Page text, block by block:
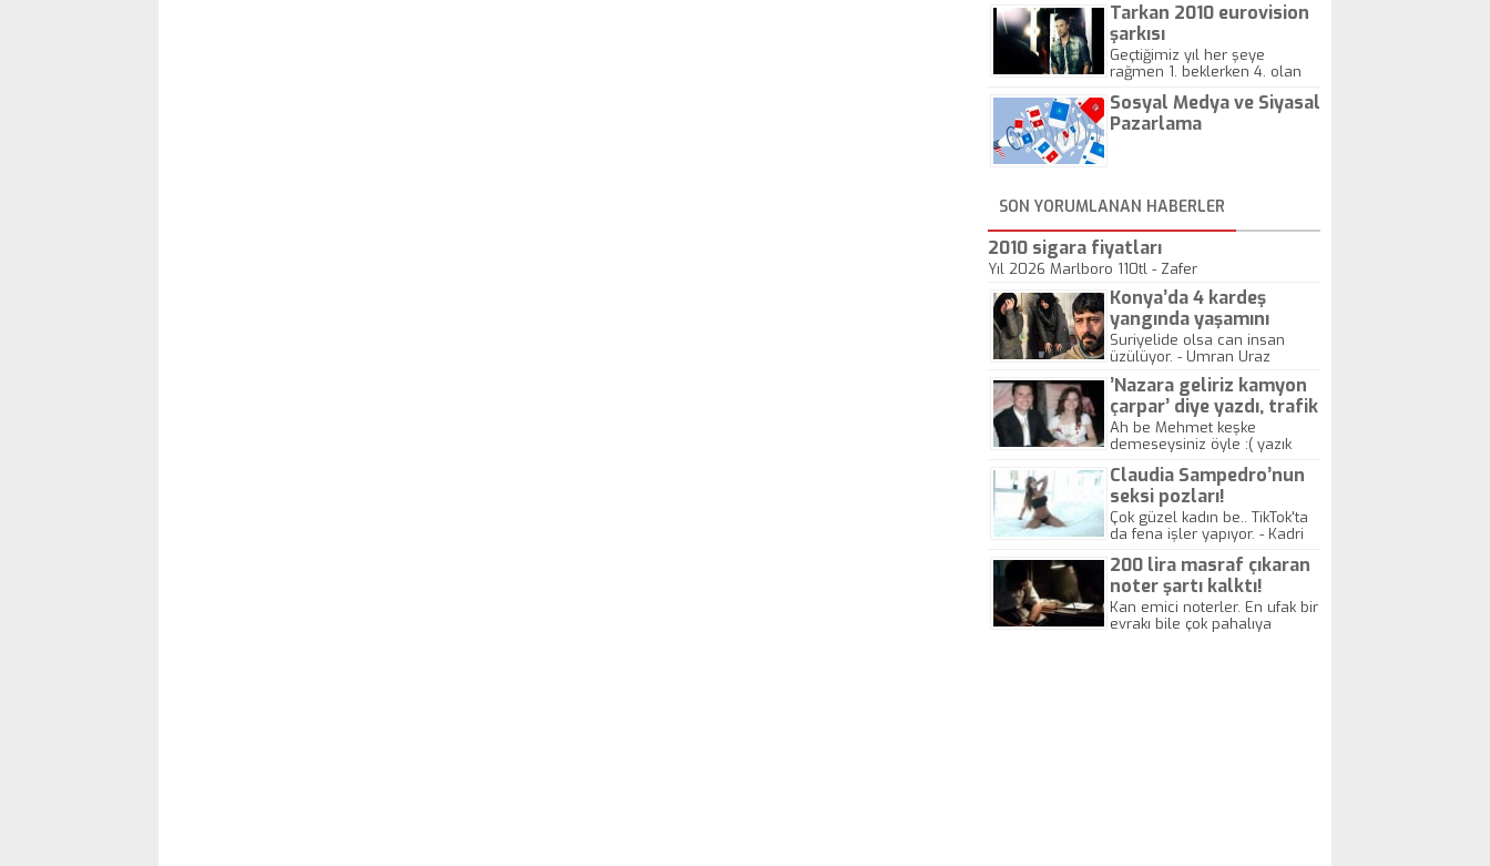
Tarkan 2010 eurovision
şarkısı
Geçtiğimiz yıl her şeye
rağmen 1. beklerken 4. olan
gösterisinin bu yarışmada
önemli olmadığını anlamıştır.
Sosyal Medya ve Siyasal
Pazarlama
SON YORUMLANAN HABERLER
2010 sigara fiyatları
Yıl 2026 Marlboro 110tl - Zafer
Konya’da 4 kardeş
yangında yaşamını
yitirdi
Suriyelide olsa can insan
üzülüyor. - Umran Uraz
’Nazara geliriz kamyon
çarpar’ diye yazdı, trafik
kazasında öldü!
Ah be Mehmet keşke
demeseysiniz öyle :( yazık
Claudia Sampedro’nun
seksi pozları!
Çok güzel kadın be.. TikTok'ta
da fena işler yapıyor. - Kadri
200 lira masraf çıkaran
noter şartı kalktı!
Kan emici noterler. En ufak bir
evrakı bile çok pahalıya